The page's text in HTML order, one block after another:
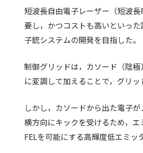
短波長自由電子レーザー（短波
要し，かつコストも高いといっ
子銃システムの開発を目指した。
制御グリッドは，カソード（陰
に変調して加えることで，グリ
しかし，カソードから出た電子
横方向にキックを受けるため，
FELを可能にする高輝度低エミッ